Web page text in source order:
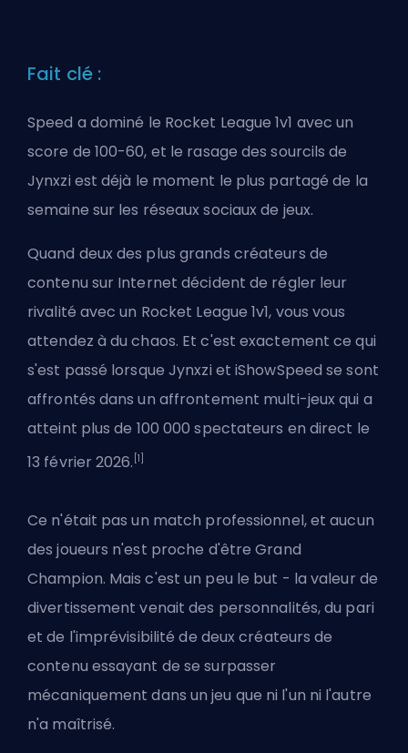
Fait clé :
Speed a dominé le Rocket League 1v1 avec un
score de 100-60, et le rasage des sourcils de
Jynxzi est déjà le moment le plus partagé de la
semaine sur les réseaux sociaux de jeux.
Quand deux des plus grands créateurs de
contenu sur Internet décident de régler leur
rivalité avec un Rocket League 1v1, vous vous
attendez à du chaos. Et c'est exactement ce qui
s'est passé lorsque Jynxzi et iShowSpeed se sont
affrontés dans un affrontement multi-jeux qui a
atteint plus de 100 000 spectateurs en direct le
13 février 2026. [1]
Ce n'était pas un match professionnel, et aucun
des joueurs n'est proche d'être Grand
Champion. Mais c'est un peu le but - la valeur de
divertissement venait des personnalités, du pari
et de l'imprévisibilité de deux créateurs de
contenu essayant de se surpasser
mécaniquement dans un jeu que ni l'un ni l'autre
n'a maîtrisé.